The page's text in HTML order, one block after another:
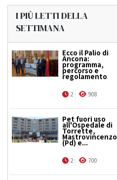
I PIÙ LETTI DELLA
SETTIMANA
Ecco il Palio di
Ancona:
programma,
percorso e
regolamento
2 908
Pet fuori uso
all'Ospedale di
Torrette,
Mastrovincenzo
(Pd) e...
2 700